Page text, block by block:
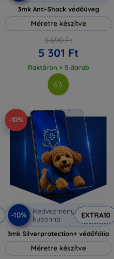
3mk Anti-Shock védőüveg
Méretre készítve
5 890 Ft
5 301 Ft
Raktáron > 5 darab
-10%
-10%
Kedvezmény
kuponnal
EXTRA10
3mk Silverprotection+ védőfólia
Méretre készítve